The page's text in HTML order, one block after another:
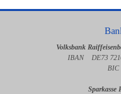
Volksbank
IBAN DE73